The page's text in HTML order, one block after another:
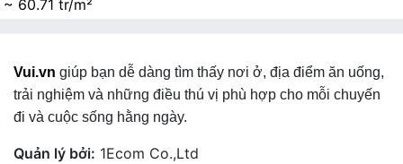
~ 60.71 tr/m²
Vui.vn giúp bạn dễ dàng tìm thấy nơi ở, địa điểm ăn uống,
trải nghiệm và những điều thú vị phù hợp cho mỗi chuyến
đi và cuộc sống hằng ngày.
Quản lý bởi: 1Ecom Co.,Ltd